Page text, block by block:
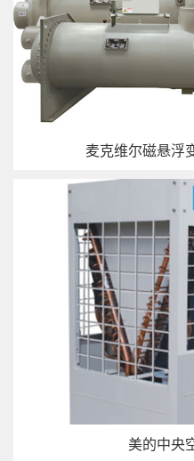
麦克维尔磁悬浮
美的中央